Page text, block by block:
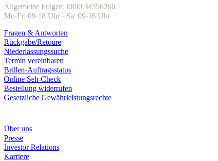
Allgemeine Fragen: 0800 34356266
Mo-Fr: 09-18 Uhr - Sa: 09-16 Uhr
Fragen & Antworten
Rückgabe/Retoure
Niederlassungssuche
Termin vereinbaren
Brillen-Auftragsstatus
Online Seh-Check
Bestellung widerrufen
Gesetzliche Gewährleistungsrechte
Über uns
Presse
Investor Relations
Karriere